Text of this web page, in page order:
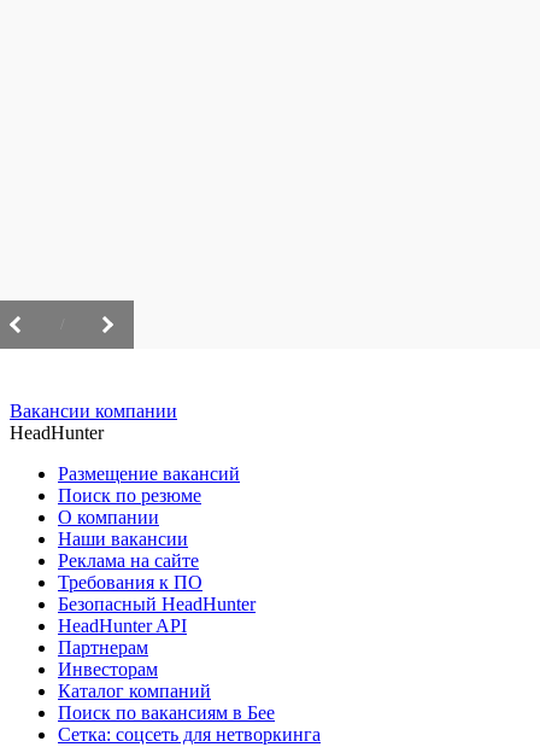
Вакансии компании
HeadHunter
Размещение вакансий
Поиск по резюме
О компании
Наши вакансии
Реклама на сайте
Требования к ПО
Безопасный HeadHunter
HeadHunter API
Партнерам
Инвесторам
Каталог компаний
Поиск по вакансиям в Бее
Сетка: соцсеть для нетворкинга